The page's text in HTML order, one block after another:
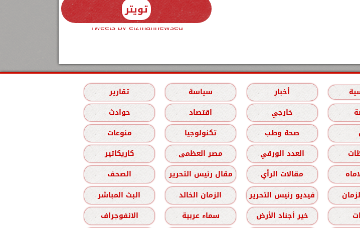
تويتر
Tweets by elzmannewseg
أخبار سياسة
تقارير
خارجي اقتصاد
حوادث
صحة وطب تكنولوجيا
منوعات
العدد الورقي مصر العظمى
كاريكاتير
مقالات الرأي مقال رئيس التحرير
الصحف
فيديو رئيس التحرير الزمان الخالد
البث المباشر
خير أجناد الأرض سماء عربية الانفوجراف